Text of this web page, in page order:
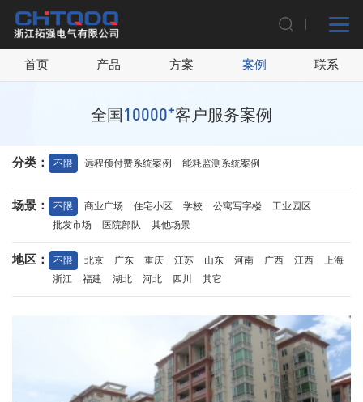
首页 产品 方案 案例 联系
全国 10000+客户服务案例
分类： 不限 远程预付费系统案例 能耗监测系统案例
场景： 不限 商业广场 住宅小区 学校 公寓写字楼
工业园区
批发市场
医院部队 其他场景
地区： 不限 北京 广东 重庆 江苏 山东 河南 广西 江西
上海
浙江
福建 湖北 河北 四川 其它